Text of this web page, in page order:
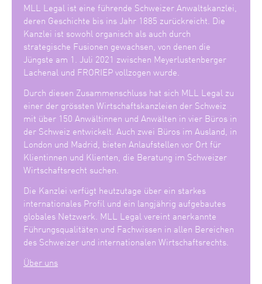
MLL Legal ist eine führende Schweizer Anwaltskanzlei,
deren Geschichte bis ins Jahr 1885 zurückreicht. Die
Kanzlei ist sowohl organisch als auch durch
strategische Fusionen gewachsen, von denen die
Jüngste am 1. Juli 2021 zwischen Meyerlustenberger
Lachenal und FRORIEP vollzogen wurde.
Durch diesen Zusammenschluss hat sich MLL Legal zu
einer der grössten Wirtschaftskanzleien der Schweiz
mit über 150 Anwältinnen und Anwälten in vier Büros in
der Schweiz entwickelt. Auch zwei Büros im Ausland, in
London und Madrid, bieten Anlaufstellen vor Ort für
Klientinnen und Klienten, die Beratung im Schweizer
Wirtschaftsrecht suchen.
Die Kanzlei verfügt heutzutage über ein starkes
internationales Profil und ein langjährig aufgebautes
globales Netzwerk. MLL Legal vereint anerkannte
Führungsqualitäten und Fachwissen in allen Bereichen
des Schweizer und internationalen Wirtschaftsrechts.
Über uns